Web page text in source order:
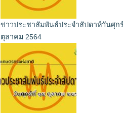
ข่าวประชาสัมพันธ์ประจำสัปดาห์วันศุก
ตุลาคม 2564